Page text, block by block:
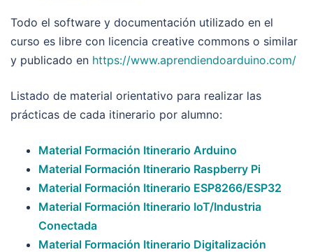
Todo el software y documentación utilizado en el
curso es libre con licencia creative commons o similar
y publicado en https://www.aprendiendoarduino.com/
Listado de material orientativo para realizar las
prácticas de cada itinerario por alumno:
Material Formación Itinerario Arduino
Material Formación Itinerario Raspberry Pi
Material Formación Itinerario ESP8266/ESP32
Material Formación Itinerario IoT/Industria
Conectada
Material Formación Itinerario Digitalización